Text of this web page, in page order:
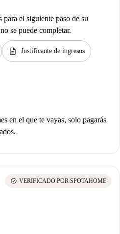
para el siguiente paso de su
se puede completar.
description Justificante de ingresos
en el que te vayas, solo pagarás
check_circle VERIFICADO POR SPOTAHOME